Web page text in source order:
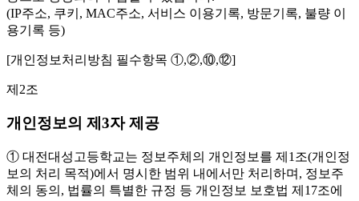
(IP주소, 쿠키, MAC주소, 서비스 이용기록, 방문기록, 불량 이
용기록 등)
[개인정보처리방침 필수항목 ①,②,⑩,⑫]
제2조
개인정보의 제3자 제공
① 대전대성고등학교는 정보주체의 개인정보를 제1조(개인정
보의 처리 목적)에서 명시한 범위 내에서만 처리하며, 정보주
체의 동의, 법률의 특별한 규정 등 개인정보 보호법 제17조에